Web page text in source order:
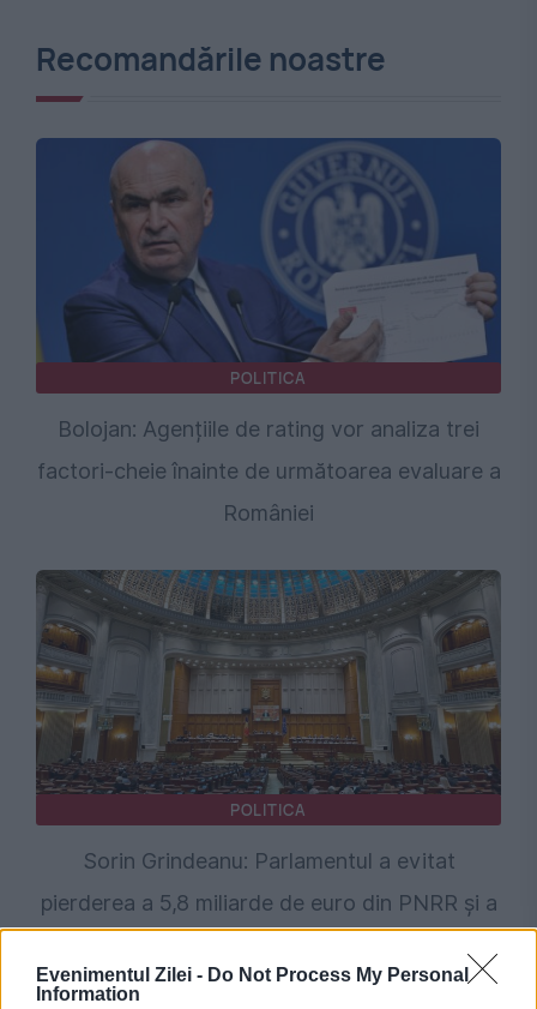
Evenimentul Zilei - Do Not Process My Personal
Information
Recomandările noastre
POLITICA
Bolojan: Agențiile de rating vor analiza trei
factori-cheie înainte de următoarea evaluare a
României
POLITICA
Sorin Grindeanu: Parlamentul a evitat
pierderea a 5,8 miliarde de euro din PNRR și a